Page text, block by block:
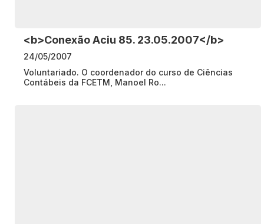
<b>Conexão Aciu 85. 23.05.2007</b>
24/05/2007
Voluntariado. O coordenador do curso de Ciências
Contábeis da FCETM, Manoel Ro...